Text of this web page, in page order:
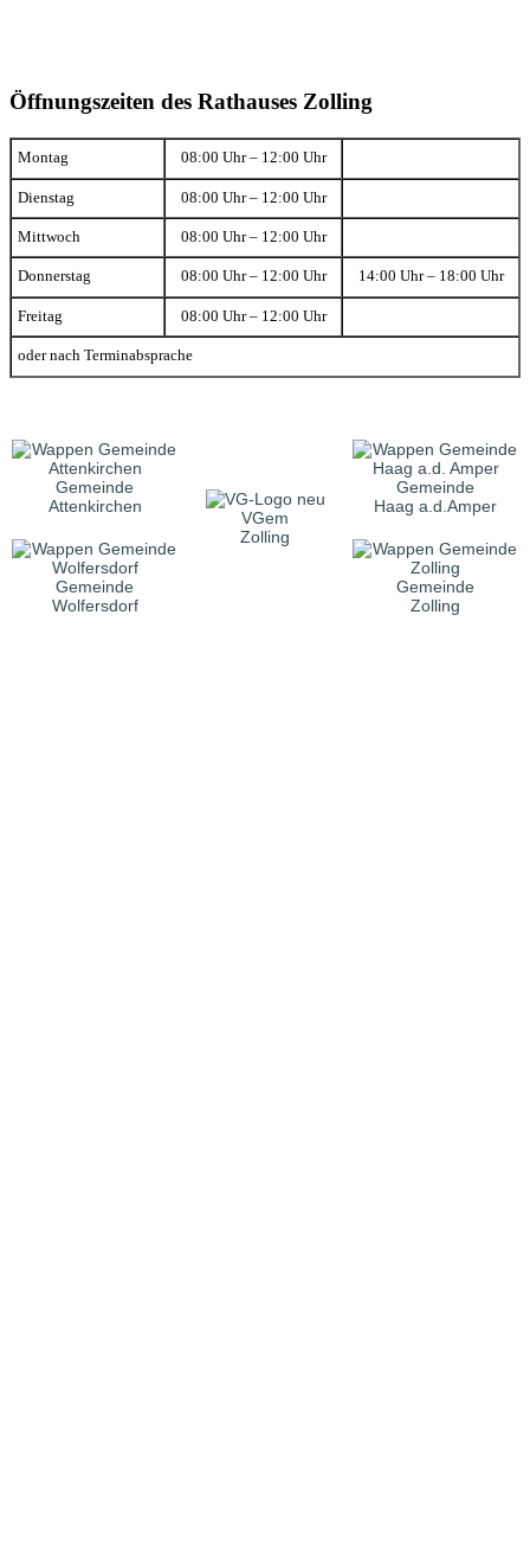
Öffnungszeiten des Rathauses Zolling
Montag 08:00 Uhr – 12:00 Uhr
Dienstag 08:00 Uhr – 12:00 Uhr
Mittwoch 08:00 Uhr – 12:00 Uhr
Donnerstag 08:00 Uhr – 12:00 Uhr 14:00 Uhr – 18:00 Uhr
Freitag 08:00 Uhr – 12:00 Uhr
oder nach Terminabsprache
Gemeinde
Attenkirchen
VGem
Zolling
Gemeinde
Haag a.d.Amper
Gemeinde
Wolfersdorf
Gemeinde
Zolling